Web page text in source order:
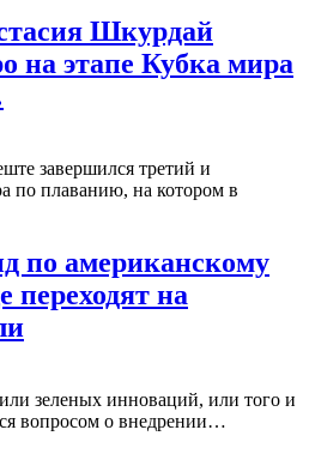
Шкурдай
на этапе Кубка мира
завершился третий и
по плаванию, на котором в
по американскому
переходят на
зеленых инноваций, или того и
вопросом о внедрении…